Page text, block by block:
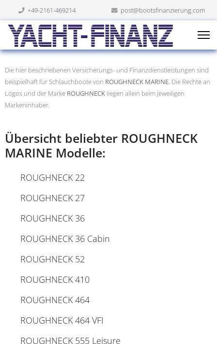
+49-2161-469214 post@bootsfinanzierung.com
Die hier beschriebenen Versicherungs- und Finanzdienstleistungen sind
beispielhaft für Schlauchboote von ROUGHNECK MARINE. Die Rechte an
Logos und der Marke ROUGHNECK liegen allein beim jeweiligen
Markeninhaber.
Übersicht beliebter ROUGHNECK
MARINE Modelle:
ROUGHNECK 22
ROUGHNECK 27
ROUGHNECK 36
ROUGHNECK 36 Cabin
ROUGHNECK 52
ROUGHNECK 410
ROUGHNECK 464
ROUGHNECK 464 VFI
ROUGHNECK 555 Leisure